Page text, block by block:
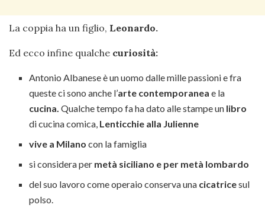
La coppia ha un figlio, Leonardo.
Ed ecco infine qualche curiosità:
Antonio Albanese è un uomo dalle mille passioni e fra
queste ci sono anche l’arte contemporanea e la
cucina. Qualche tempo fa ha dato alle stampe un libro
di cucina comica, Lenticchie alla Julienne
vive a Milano con la famiglia
si considera per metà siciliano e per metà lombardo
del suo lavoro come operaio conserva una cicatricesul
polso.